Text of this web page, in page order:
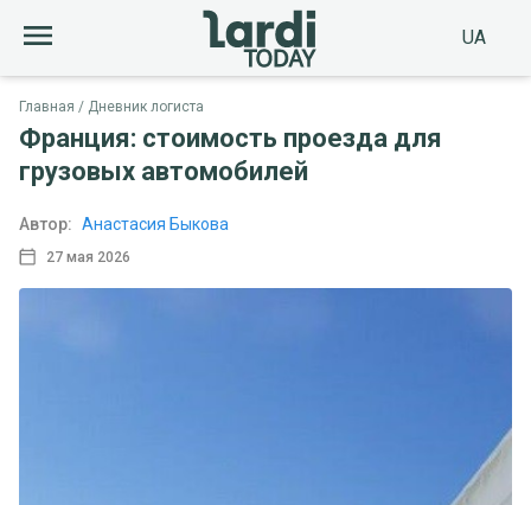
UA
Главная Дневник логиста
Франция: стоимость проезда для
грузовых автомобилей
27 мая 2026
Автор: Анастасия Быкова